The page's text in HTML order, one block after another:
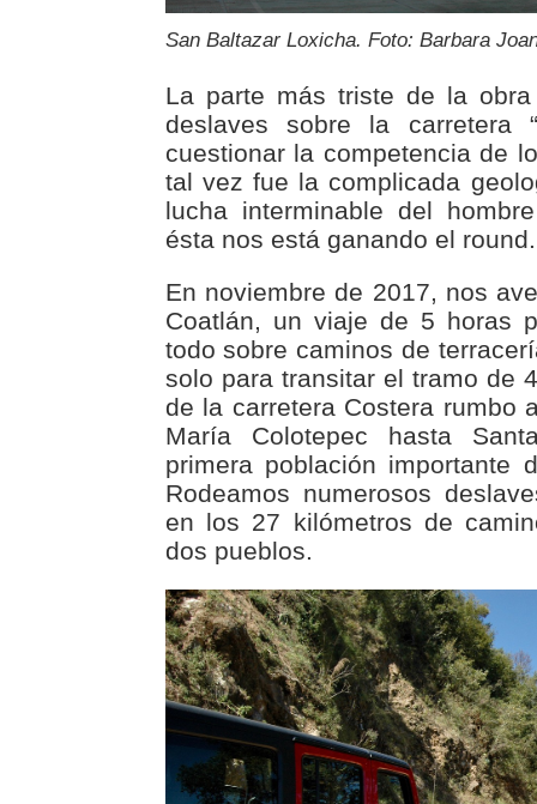
San Baltazar Loxicha. Foto: Barbara
La parte más triste de la
deslaves sobre la carretera
cuestionar la competencia de
tal vez fue la complicada
lucha interminable del
ésta nos está ganando el round.
En noviembre de 2017, nos
Coatlán, un viaje de 5 horas
todo sobre caminos de
solo para transitar el tramo de
de la carretera Costera rumbo
María Colotepec hasta
primera población importante
Rodeamos numerosos
en los 27 kilómetros de
dos pueblos.